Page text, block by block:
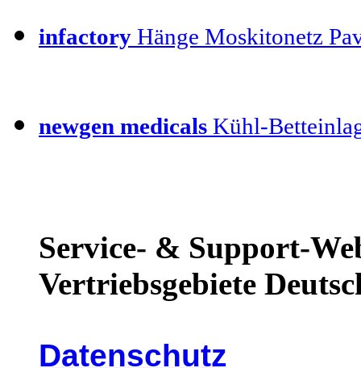
infactory Hänge Moskitonetz
newgen medicals Kühl-
Service- & Support-
Vertriebsgebiete
Datenschutz